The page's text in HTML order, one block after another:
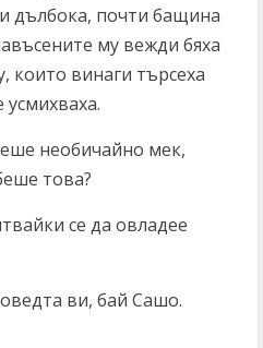
дълбока, почти бащина
му вежди бяха
които винаги търсеха
усмихваха.
необичайно мек,
това?
се да овладее
ви, бай Сашо.